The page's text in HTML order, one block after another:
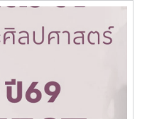
ะประทุมวัน รองคณบดี
กล่าวต้อนรับ พร้อมนำทีม
ลเกี่ยวกับแนวทางการ
รมการสื่อสารและการ
มหาวิทยาลัยแม่โจ้ทั้งนี้